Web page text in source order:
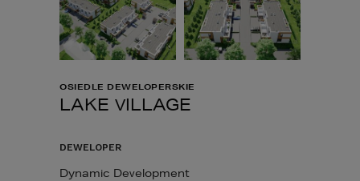
OSIEDLE DEWELOPERSKIE
LAKE VILLAGE
DEWELOPER
Dynamic Development